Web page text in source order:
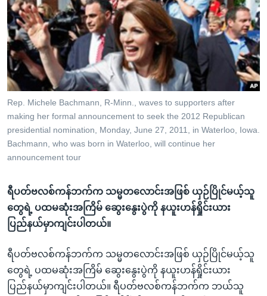
ပင်မ
အ
ညွန်း
စာမျက်နှာ
သို့
ကျော်
ကြည့်
ရန်
ရှာဖွေ
သို့
ကျော်
ရန်
ရုပ်ရှင်ထဲက အင်္ဂလိပ်စာ
သုတပဒေသာ အင်္ဂလိပ်စာ
တီဗွီ
ရေဒီယို/တီဗွီအစီအစဉ်
Learning English
ဗွီအိုအေ လူမှုကွန်ယက်များ
ဘာသာစကားများ
Rep. Michele Bachmann, R-Minn., waves to supporters after
making her formal announcement to seek the 2012 Republican
presidential nomination, Monday, June 27, 2011, in Waterloo, Iowa.
Bachmann, who was born in Waterloo, will continue her
announcement tour
ရီပတ်ဗလစ်ကန်ဘက်က သမ္မတလောင်းအဖြစ် ယှဉ်ပြိုင်မယ့်သူ
တွေရဲ့ ပထမဆုံးအကြိမ် ဆွေးနွေးပွဲကို နယူးဟန်ရှိုင်းယား
ပြည်နယ်မှာကျင်းပါတယ်။
ရီပတ်ဗလစ်ကန်ဘက်က သမ္မတလောင်းအဖြစ် ယှဉ်ပြိုင်မယ့်သူ
တွေရဲ့ ပထမဆုံးအကြိမ် ဆွေးနွေးပွဲကို နယူးဟန်ရှိုင်းယား
ပြည်နယ်မှာကျင်းပါတယ်။ ရီပတ်ဗလစ်ကန်ဘက်က ဘယ်သူ